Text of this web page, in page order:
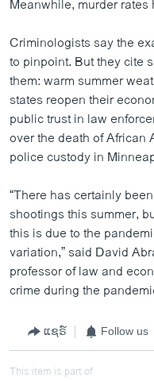
Meanwhile, murder
Criminologists say the
to pinpoint. But they cite
them: warm summer
states reopen their
public trust in law
over the death of African
police custody in
“There has certainly
shootings this summer,
this is due to the
variation,” said David
professor of law and
crime during the
ແຊຣ໌ Follow us
This item is part of